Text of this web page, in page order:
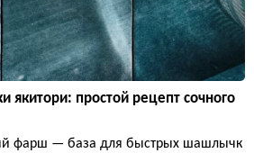
якитори: простой рецепт сочного
фарш — база для быстрых шашлычк